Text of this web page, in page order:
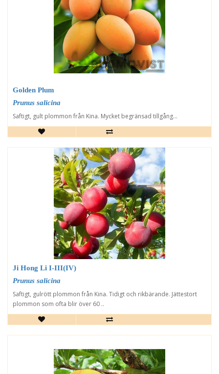
Golden Plum
Prunus salicina
Saftigt, gult plommon från Kina. Mycket begränsad tillgång...
Ji Hong Li I-III(IV)
Prunus salicina
Saftigt, gulrött plommon från Kina. Tidigt och rikbärande. Jättestort
plommon som ofta blir över 60 ..